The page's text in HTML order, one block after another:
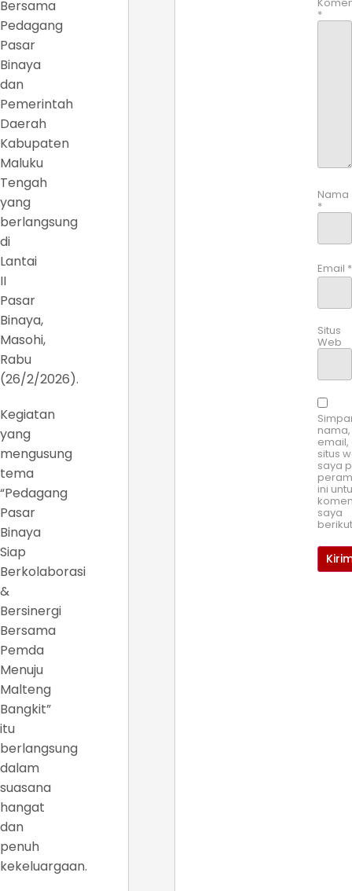
Bersama
Pedagang
Pasar
Binaya
dan
Pemerintah
Daerah
Kabupaten
Maluku
Tengah
yang
berlangsung
di
Lantai
II
Pasar
Binaya,
Masohi,
Rabu
(26/2/2026).
Kegiatan
yang
mengusung
tema
“Pedagang
Pasar
Binaya
Siap
Berkolaborasi
&
Bersinergi
Bersama
Pemda
Menuju
Malteng
Bangkit”
itu
berlangsung
dalam
suasana
hangat
dan
penuh
kekeluargaan.
*
Nama
*
Email *
Situs
Web
nama,
email,
situs
saya
ini
saya